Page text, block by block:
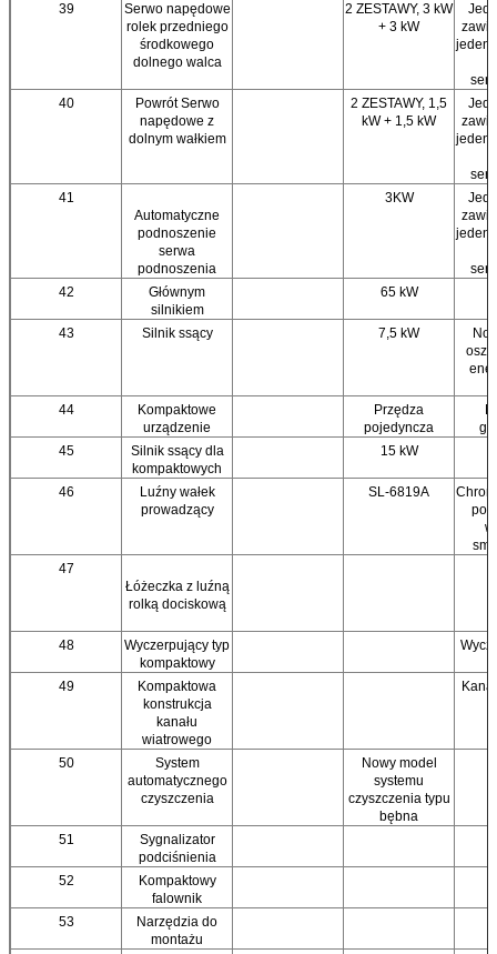
39
Serwo napędowe
rolek przedniego
środkowego
dolnego walca
2 ZESTAWY, 3 kW
+ 3 kW
jeden
40
Powrót Serwo
napędowe z
dolnym wałkiem
2 ZESTAWY, 1,5
kW + 1,5 kW
jeden
41
Automatyczne
podnoszenie
serwa
podnoszenia
3KW
jeden
42
Głównym
silnikiem
65 kW
43 Silnik ssący 7,5 kW
44
Kompaktowe
urządzenie
Przędza
pojedyncza
45
Silnik ssący dla
kompaktowych
15 kW
46
Luźny wałek
prowadzący
SL-6819A
47
Łóżeczka z luźną
rolką dociskową
48
Wyczerpujący typ
kompaktowy
49
Kompaktowa
konstrukcja
kanału
wiatrowego
50
System
automatycznego
czyszczenia
Nowy model
systemu
czyszczenia typu
bębna
51
Sygnalizator
podciśnienia
52
Kompaktowy
falownik
53
Narzędzia do
montażu